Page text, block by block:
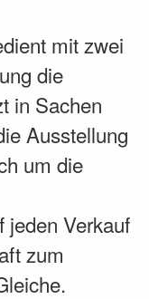
mit zwei
die
in Sachen
Ausstellung
um die
jeden Verkauf
zum